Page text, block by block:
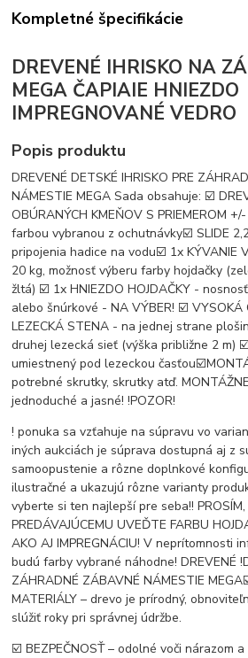
Kompletné špecifikácie
DREVENÉ IHRISKO NA
MEGA ČAPIAIE HNIEZDO
IMPREGNOVANÉ VEDRO
Popis produktu
DREVENÉ DETSKÉ IHRISKO PRE
NÁMESTIE MEGA Sada obsahuje: ☑️
OBÚRANÝCH KMEŇOV S PRIEMEROM
farbou vybranou z ochutnávky☑️ SLIDE
pripojenia hadice na vodu☑️ 1x KÝVANIE
20 kg, možnosť výberu farby hojdačky
žltá) ☑️ 1x HNIEZDO HOJDAČKY -
alebo šnúrkové - NA VÝBER! ☑️ VYSOKÁ
LEZECKÁ STENA - na jednej strane
druhej lezecká sieť (výška približne 2 m)
umiestnený pod lezeckou
potrebné skrutky, skrutky atď.
jednoduché a jasné! !️POZOR!
!️ ponuka sa vzťahuje na súpravu vo
iných aukciách je súprava dostupná aj z
samoopustenie a rôzne doplnkové
ilustračné a ukazujú rôzne varianty
vyberte si ten najlepší pre seba!! ️PROSÍM,
PREDÁVAJÚCEMU UVEĎTE FARBU
AKO AJ IMPREGNÁCIU! V neprítomnosti
budú farby vybrané náhodne! DREVENÉ
ZÁHRADNÉ ZÁBAVNÉ NÁMESTIE
MATERIÁLY – drevo je prírodný,
slúžiť roky pri správnej údržbe.
☑️ BEZPEČNOSŤ – odolné voči nárazom